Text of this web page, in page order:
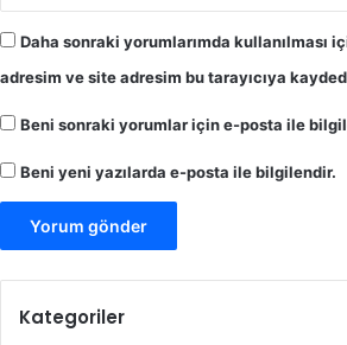
Daha sonraki yorumlarımda kullanılması
adresim ve site adresim bu tarayıcıya
Beni sonraki yorumlar için e-posta ile
Beni yeni yazılarda e-posta ile bilgilendir.
Kategoriler